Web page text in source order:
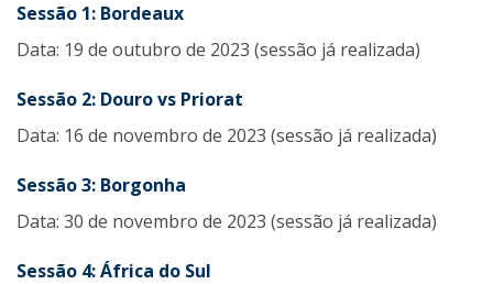
Sessão 1: Bordeaux
Data: 19 de outubro de 2023 (sessão já realizada)
Sessão 2: Douro vs Priorat
Data: 16 de novembro de 2023 (sessão já realizada)
Sessão 3: Borgonha
Data: 30 de novembro de 2023 (sessão já realizada)
Sessão 4:África do Sul